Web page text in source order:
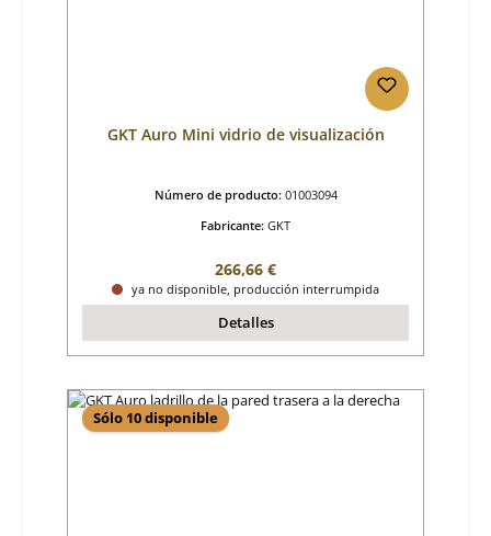
GKT Auro Mini vidrio de visualización
Número de producto: 01003094
Fabricante: GKT
Precio normal:
266,66 €
ya no disponible, producción interrumpida
Detalles
Sólo 10 disponible